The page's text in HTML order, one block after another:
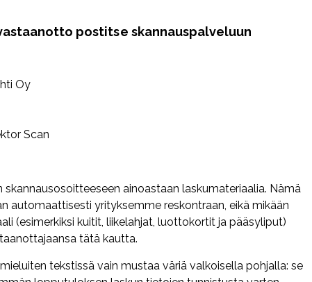
postitse skannauspalveluun
Oy
Scan
skannausosoitteeseen ainoastaan laskumateriaalia. Nämä
automaattisesti yrityksemme reskontraan, eikä mikään
(esimerkiksi kuitit, liikelahjat, luottokortit ja pääsyliput)
tätä kautta.
tekstissä vain mustaa väriä valkoisella pohjalla: se